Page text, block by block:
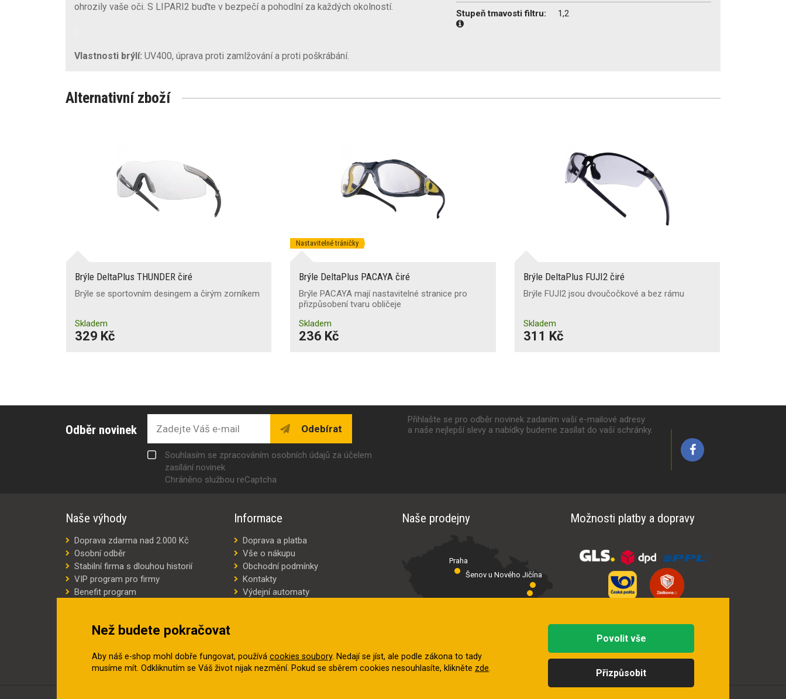
ohrozily vaše oči. S LIPARI2 buďte v bezpečí a pohodlní za každých okolností.
Vlastnosti brýlí: UV400, úprava proti zamlžování a proti poškrábání.
Stupeň tmavosti filtru: 1,2
Alternativní zboží
Brýle DeltaPlus THUNDER čiré
Brýle se sportovním desingem a čirým zorníkem
Skladem
329 Kč
Nastavitelné tráničky
Brýle DeltaPlus PACAYA čiré
Brýle PACAYA mají nastavitelné stranice pro
přizpůsobení tvaru obličeje
Skladem
236 Kč
Brýle DeltaPlus FUJI2 čiré
Brýle FUJI2 jsou dvoučočkové a bez rámu
Skladem
311 Kč
Odběr novinek Odebírat
Souhlasím se zpracováním osobních údajů za účelem
zasílání novinek
Chráněno službou reCaptcha
Přihlašte se pro odběr novinek zadaním vaší e-mailové adresy
a naše nejlepší slevy a nabídky budeme zasílat do vaší schránky.
Naše výhody
Doprava zdarma nad 2.000 Kč
Osobní odběr
Stabilní firma s dlouhou historií
VIP program pro firmy
Benefit program
Šetříme náklady
Informace
Doprava a platba
Vše o nákupu
Obchodní podmínky
Kontakty
Výdejní automaty
Naše prodejny
Praha
Šenov u Nového Jičína
Možnosti platby a dopravy
Než budete pokračovat
Aby náš e-shop mohl dobře fungovat, používá cookies soubory. Nedají se jíst, ale podle zákona to tady
musíme mít. Odkliknutím se Váš život nijak nezmění. Pokud se sběrem cookies nesouhlasíte, klikněte zde. Přizpůsobit
Povolit vše